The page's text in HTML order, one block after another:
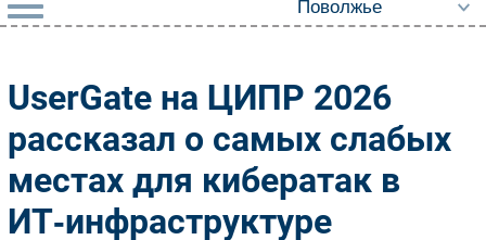
Импорто­замещение
Автоматизация Промышленности
Интернет
Мобильная связь
Фиксированная связь
UserGate на ЦИПР 2026
рассказал о самых слабых
местах для кибератак в
ИТ‑инфраструктуре